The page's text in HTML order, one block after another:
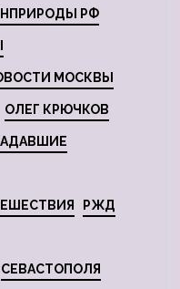
РФ
МОСКВЫ
ОЛЕГ КРЮЧКОВ
РЖД
СЕВАСТОПОЛЯ